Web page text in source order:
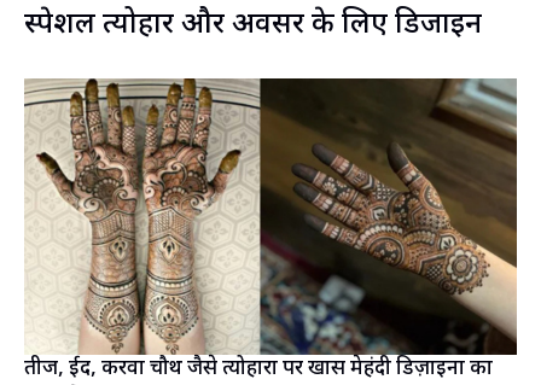
स्पेशल त्योहार और अवसर के लिए डिजाइन
तीज, ईद, करवा चौथ जैसे त्योहारों पर खास मेहंदी डिज़ाइनों का